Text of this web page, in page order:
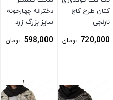
کتان طرح کاج
نارنجی
720,000 تومان
دخترانه چهارخونه
سایز بزرگ زرد
598,000 تومان